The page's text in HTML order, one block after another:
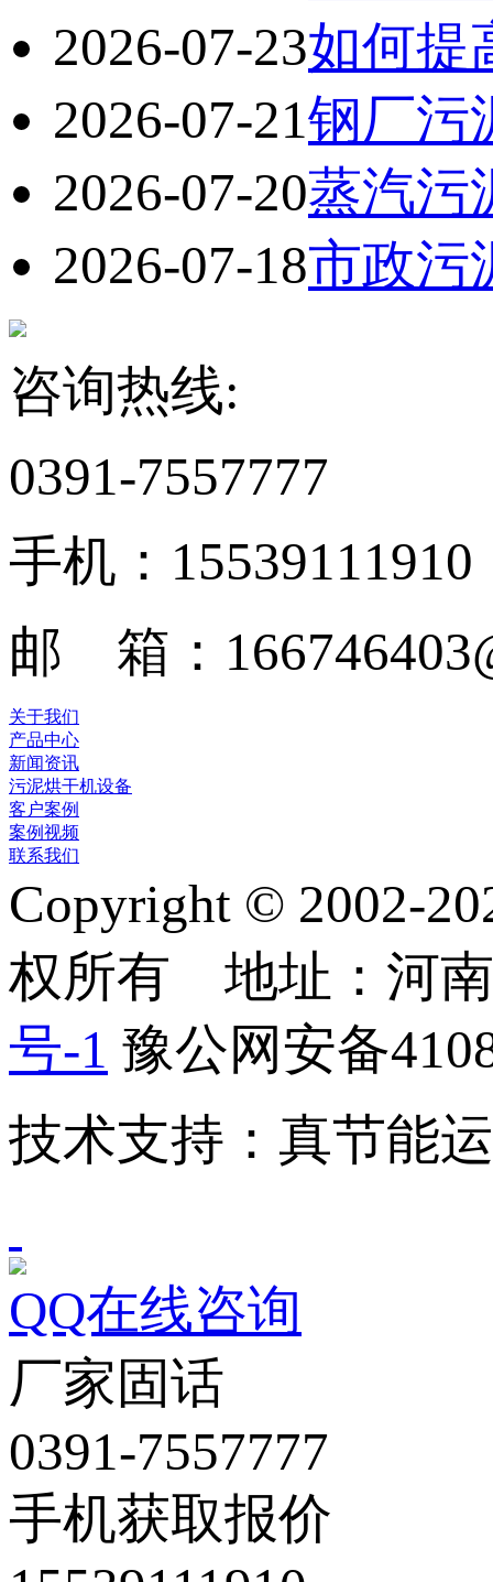
2026-07-23如何提
2026-07-21钢厂污
2026-07-20蒸汽污
2026-07-18市政污
咨询热线:
0391-7557777
手机：15539111910
邮 箱：
关于我们
产品中心
新闻资讯
污泥烘干机设备
客户案例
案例视频
联系我们
Copyright © 2002-
权所有 地址：河
号-1 豫公网安备
技术支持：真节能
QQ在线咨询
厂家固话
0391-7557777
手机获取报价